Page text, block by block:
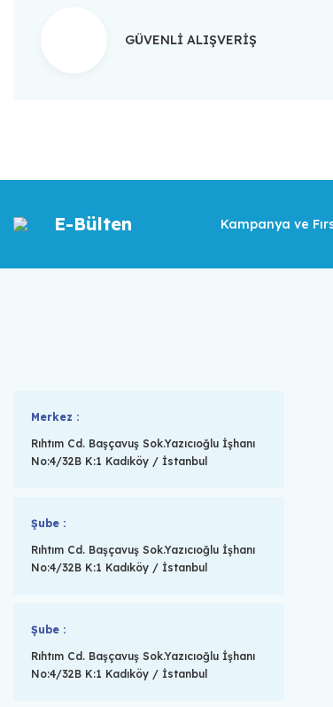
GÜVENLİ ALIŞVERİŞ
E-Bülten Kampanya ve
Merkez :
Rıhtım Cd. Başçavuş Sok.Yazıcıoğlu İşhanı
No:4/32B K:1 Kadıköy / İstanbul
Şube :
Rıhtım Cd. Başçavuş Sok.Yazıcıoğlu İşhanı
No:4/32B K:1 Kadıköy / İstanbul
Şube :
Rıhtım Cd. Başçavuş Sok.Yazıcıoğlu İşhanı
No:4/32B K:1 Kadıköy / İstanbul